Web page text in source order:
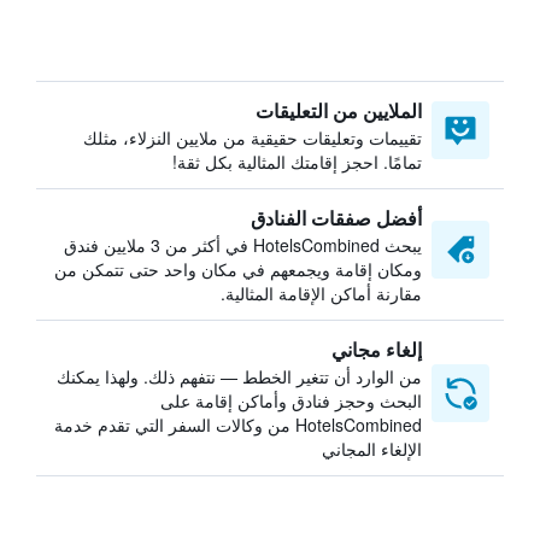
الملايين من التعليقات
تقييمات وتعليقات حقيقية من ملايين النزلاء، مثلك
تمامًا. احجز إقامتك المثالية بكل ثقة!
أفضل صفقات الفنادق
يبحث HotelsCombined في أكثر من 3 ملايين فندق
ومكان إقامة ويجمعهم في مكان واحد حتى تتمكن من
مقارنة أماكن الإقامة المثالية.
إلغاء مجاني
من الوارد أن تتغير الخطط — نتفهم ذلك. ولهذا يمكنك
البحث وحجز فنادق وأماكن إقامة على
HotelsCombined من وكالات السفر التي تقدم خدمة
الإلغاء المجاني